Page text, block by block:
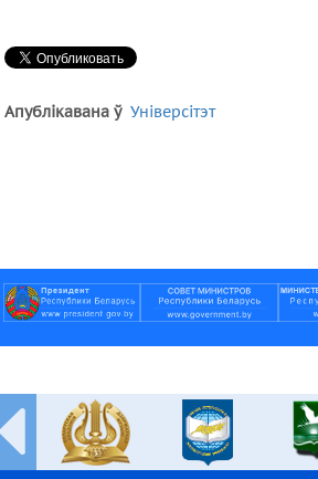
Апублікавана ў Універсітэт